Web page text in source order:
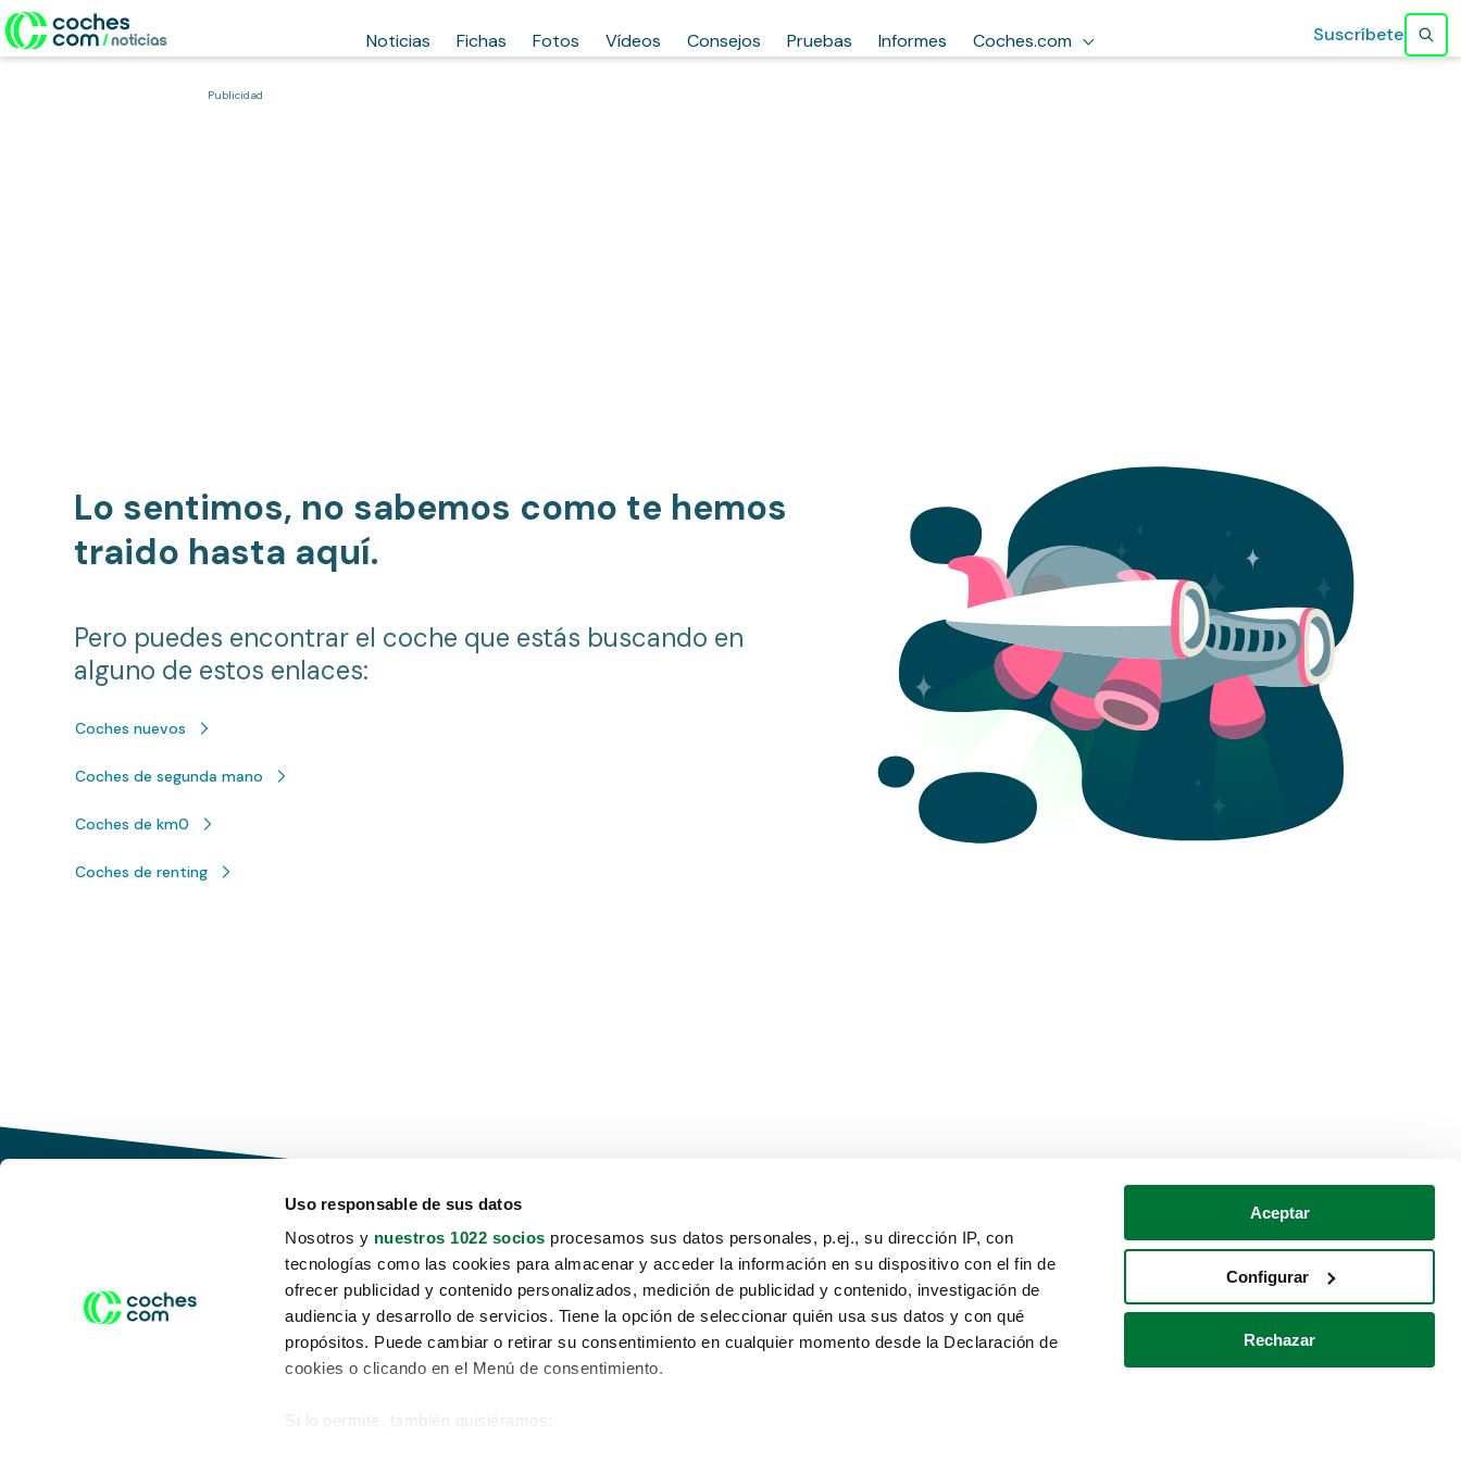
Uso responsable de sus datos
Nosotros y nuestros 1022 socios procesamos sus datos personales, p.ej., su dirección IP, con
tecnologías como las cookies para almacenar y acceder la información en su dispositivo con el fin de
ofrecer publicidad y contenido personalizados, medición de publicidad y contenido, investigación de
audiencia y desarrollo de servicios. Tiene la opción de seleccionar quién usa sus datos y con qué
propósitos. Puede cambiar o retirar su consentimiento en cualquier momento desde la Declaración de
cookies o clicando en el Menú de consentimiento.
Si lo permite, también quisiéramos:
Aceptar
Configurar
Rechazar
Noticias Fichas Fotos Vídeos Consejos Pruebas Informes Coches.com Suscríbete
Publicidad
Lo sentimos, no sabemos como te hemos
traido hasta aquí.
Pero puedes encontrar el coche que estás buscando en
alguno de estos enlaces:
Coches nuevos
Coches de segunda mano
Coches de km0
Coches de renting
Conduce tu futuro,
desata tu movilidad